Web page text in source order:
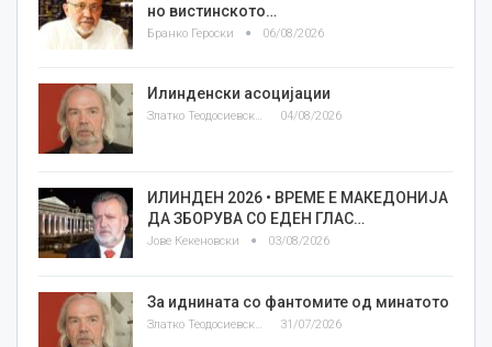
но вистинското…
Бранко Героски 06/08/2026
Илинденски асоцијации
Златко Теодосиевски 04/08/2026
ИЛИНДЕН 2026 • ВРЕМЕ Е МАКЕДОНИЈА
ДА ЗБОРУВА СО ЕДЕН ГЛАС…
Јове Кекеновски 03/08/2026
За иднината со фантомите од минатото
31/07/2026